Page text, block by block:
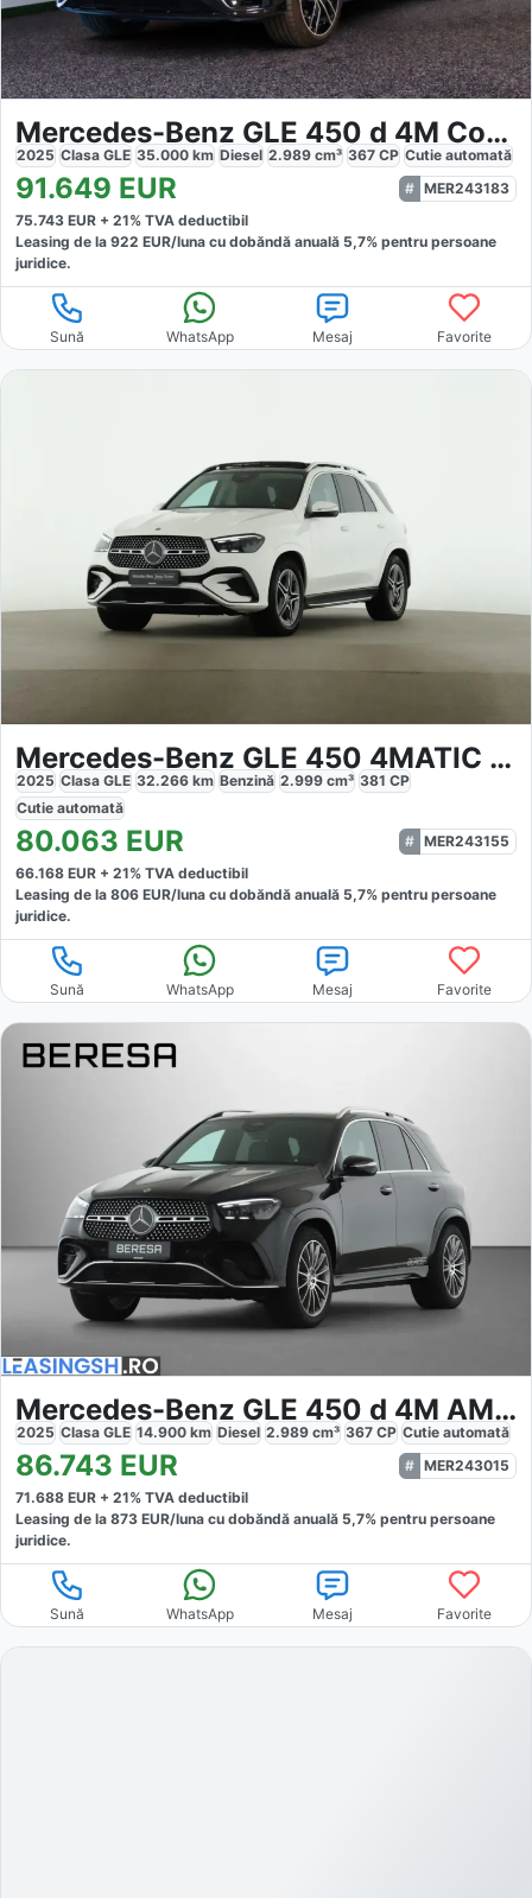
Mercedes-Benz GLE 450 d 4M Coupé AMG Sport Premium
2025 Clasa GLE 35.000 km Diesel 2.989 cm³ 367 CP Cutie automată
91.649 EUR
MER243183
75.743 EUR + 21% TVA deductibil
Leasing de la 922 EUR/luna cu dobăndă anuală 5,7% pentru persoane
juridice.
Sună WhatsApp Mesaj Favorite
Mercedes-Benz GLE 450 4MATIC AMG
2025 Clasa GLE 32.266 km Benzină 2.999 cm³ 381 CP
Cutie automată
80.063 EUR
MER243155
66.168 EUR + 21% TVA deductibil
Leasing de la 806 EUR/luna cu dobăndă anuală 5,7% pentru persoane
juridice.
Sună WhatsApp Mesaj Favorite
Mercedes-Benz GLE 450 d 4M AMG Burmester Widescreen
2025 Clasa GLE 14.900 km Diesel 2.989 cm³ 367 CP Cutie automată
86.743 EUR
MER243015
71.688 EUR + 21% TVA deductibil
Leasing de la 873 EUR/luna cu dobăndă anuală 5,7% pentru persoane
juridice.
Sună WhatsApp Mesaj Favorite